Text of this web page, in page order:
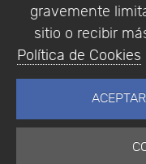
gravemente
sitio o recibir
Política de Cookies
Empresa|Aviso
© Copyright